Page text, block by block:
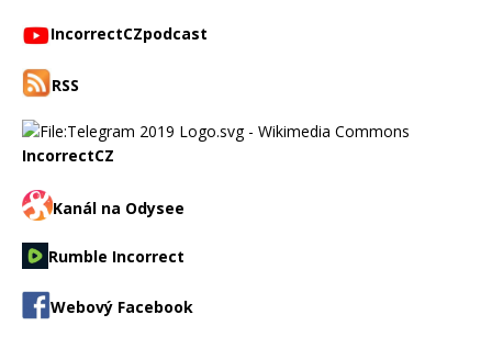
IncorrectCZpodcast
RSS
IncorrectCZ
Kanál na Odysee
Rumble Incorrect
Webový Facebook